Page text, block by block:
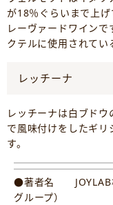
が18％ぐらいまで上
レーヴァードワイン
クテルに使用されてい
レッチーナ
レッチーナは白ブド
で風味付けをしたギ
す。
●著者名 JOYLAB株
グループ）